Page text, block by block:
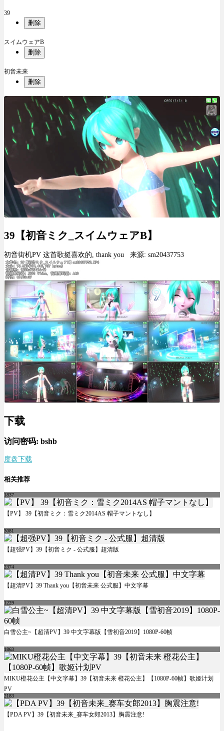
39
删除
スイムウェアB
删除
初音未来
删除
39【初音ミク_スイムウェアB】
初音街机PV 这首歌挺喜欢的, thank you 来源: sm20437753
下载
访问密码: bshb
度盘下载
相关推荐
1837
【PV】 39【初音ミク：雪ミク2014AS 帽子マントなし】
3081
【超强PV】39【初音ミク - 公式服】超清版
2374
【超清PV】39 Thank you【初音未来 公式服】中文字幕
1229
白雪公主~【超清PV】39 中文字幕版【雪初音2019】1080P-60帧
1863
MIKU橙花公主【中文字幕】39【初音未来 橙花公主】【1080P-60帧】歌姬计划
PV
2183
【PDA PV】39【初音未来_赛车女郎2013】胸震注意!